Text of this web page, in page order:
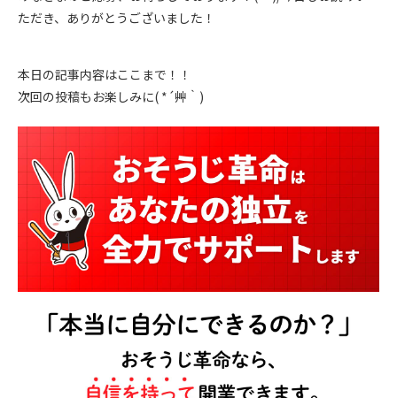
ただき、ありがとうございました！
本日の記事内容はここまで！！
次回の投稿もお楽しみに( *´艸｀)